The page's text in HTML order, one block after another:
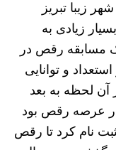
نژاد متولد ۱۲ دی ۱۳۷۸ در شهر زیبا تبریز
زیادی به
رقص در
و توانایی
آن لحظه به بعد
عرصه رقص بود
نام کرد تا رقص